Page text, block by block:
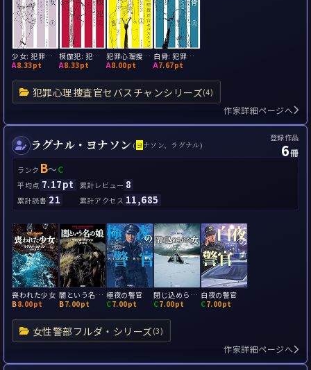
犯罪心理捜査官セバスチャンシリーズ(4)
少女: 犯罪心理捜査官セバスチャン
A8.33pt
模倣犯: 犯罪心理捜査官セバスチャン
A8.33pt
犯罪心理捜査官セバスチャン
A8.00pt
白骨: 犯罪心理捜査官セバスチャン
A7.67pt
作家詳細ページへ
ラグナル・ヨナソン (ヨナソン、ラグナル)
登録作品
6冊
ランク B～C
平均点 7.17pt 累計レビュー 8
累計読書 21 累計アクセス 11,685
女性警部フルダ・シリーズ(3)
喪われた少女
B8.00pt
闇という名の娘
B7.00pt
極夜の警官
C7.00pt
閉じ込められた女
C7.00pt
白夜の警官
C7.00pt
作家詳細ページへ